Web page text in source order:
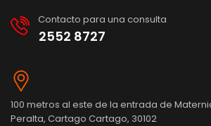
Contacto para una consulta
2552 8727
100 metros al este de la entrada de
Peralta, Cartago Cartago, 30102